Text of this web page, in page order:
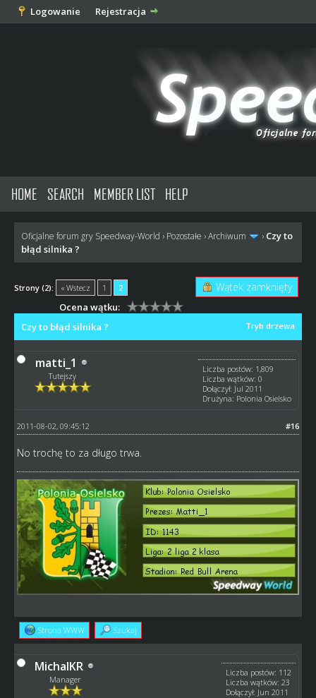
Logowanie Rejestracja
HOME SEARCH MEMBER LIST HELP
Oficjalne forum gry Speedway-World › Pozostałe ›Archiwum › Czy to
błąd silnika ?
Strony (2): « Wstecz 1 2 Wątek zamknięty
Ocena wątku:
Tryb drzewa
Czy to błąd silnika ?
matti_1
Tutejszy
Liczba postów: 1,809
Liczba wątków: 0
Dołączył: Jul 2011
Drużyna: Polonia Osielsko
#16
2011-08-02, 09:45:12
No trochę to za długo trwa.
Strona WWW Szukaj
MichalKR
Manager
Liczba postów: 112
Liczba wątków: 23
Dołączył: Jun 2011